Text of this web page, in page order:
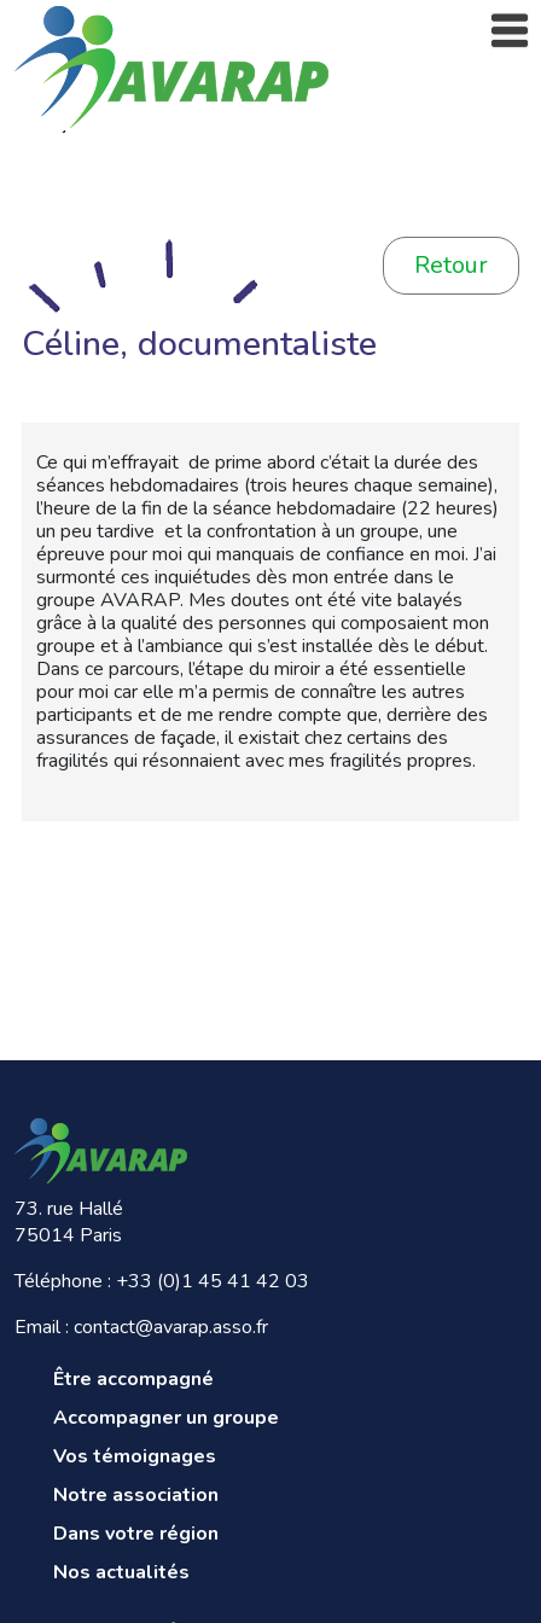
Retour
Céline, documentaliste
Ce qui m’effrayait de prime abord c’était la durée des
séances hebdomadaires (trois heures chaque semaine),
l’heure de la fin de la séance hebdomadaire (22 heures)
un peu tardive et la confrontation à un groupe, une
épreuve pour moi qui manquais de confiance en moi. J’ai
surmonté ces inquiétudes dès mon entrée dans le
groupe AVARAP. Mes doutes ont été vite balayés
grâce à la qualité des personnes qui composaient mon
groupe et à l’ambiance qui s’est installée dès le début.
Dans ce parcours, l’étape du miroir a été essentielle
pour moi car elle m’a permis de connaître les autres
participants et de me rendre compte que, derrière des
assurances de façade, il existait chez certains des
fragilités qui résonnaient avec mes fragilités propres.
73. rue Hallé
75014 Paris
Téléphone : +33 (0)1 45 41 42 03
Email : contact@avarap.asso.fr
Être accompagné
Accompagner un groupe
Vos témoignages
Notre association
Dans votre région
Nos actualités